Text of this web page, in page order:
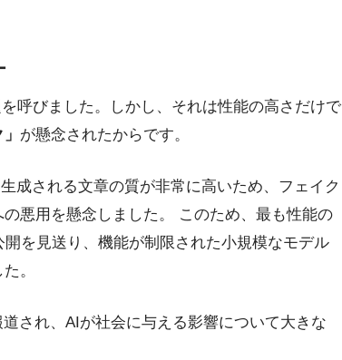
呼びました。しかし、それは性能の高さだけで
が懸念されたからです。
成される文章の質が非常に高いため、フェイク
悪用を懸念しました。 このため、最も性能の
を見送り、機能が制限された小規模なモデル
。
され、AIが社会に与える影響について大きな